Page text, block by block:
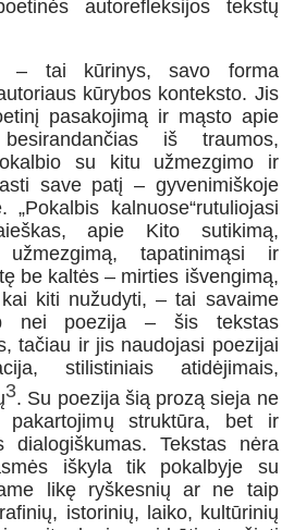
autorefleksijos tekstų
– tai kūrinys, savo forma
kūrybos konteksto. Jis
pasakojimą ir mąsto apie
iš traumos,
su kitu užmezgimo ir
save patį – gyvenimiškoje
„Pokalbis kalnuose“rutuliojasi
apie Kito sutikimą,
tapatinimąsi ir
be kaltės – mirties išvengimą,
kiti nužudyti, – tai savaime
nei poezija – šis tekstas
tačiau ir jis naudojasi poezijai
stilistiniais atidėjimais,
3. Su poezija šią prozą sieja ne
struktūra, bet ir
dialogiškumas. Tekstas nėra
iškyla tik pokalbyje su
likę ryškesnių ar ne taip
istorinių, laiko, kultūrinių